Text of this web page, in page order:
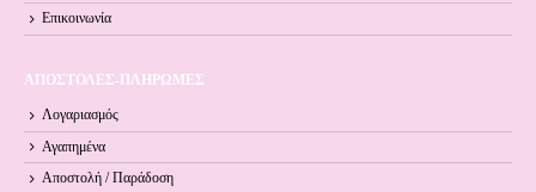
Επικοινωνία
ΑΠΟΣΤΟΛΕΣ-ΠΛΗΡΩΜΕΣ
Λογαριασμός
Αγαπημένα
Αποστολή / Παράδοση